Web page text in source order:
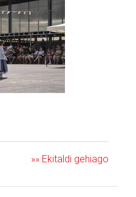
»» Ekitaldi gehiago